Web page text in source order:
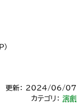
更新： 2024/06/07
カテゴリ： 演劇